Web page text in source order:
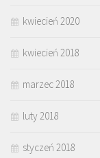
kwiecień 2020
kwiecień 2018
marzec 2018
luty 2018
styczeń 2018